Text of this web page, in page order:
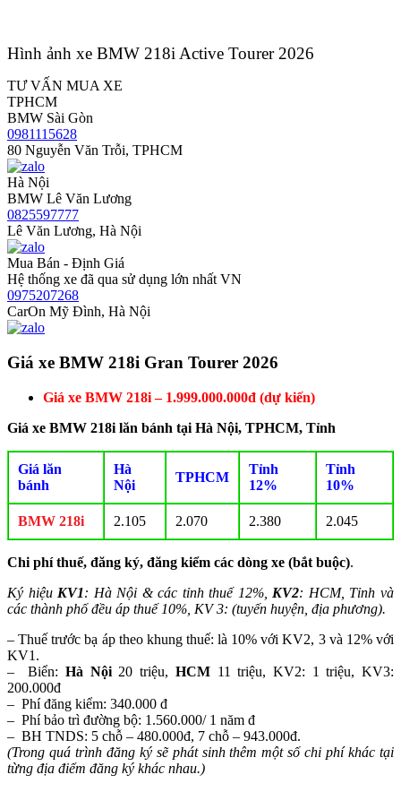
Hình ảnh xe BMW 218i Active Tourer 2026
TƯ VẤN MUA XE
TPHCM
BMW Sài Gòn
0981115628
80 Nguyễn Văn Trỗi, TPHCM
Hà Nội
BMW Lê Văn Lương
0825597777
Lê Văn Lương, Hà Nội
Mua Bán - Định Giá
Hệ thống xe đã qua sử dụng lớn nhất VN
0975207268
CarOn Mỹ Đình, Hà Nội
Giá xe BMW 218i Gran Tourer 2026
Giá xe BMW 218i – 1.999.000.000đ (dự kiến)
Giá xe BMW 218i lăn bánh tại Hà Nội, TPHCM, Tỉnh
Giá lăn
bánh
Hà
Nội
TPHCM
Tỉnh
12%
Tỉnh
10%
BMW 218i 2.105 2.070 2.380 2.045
Chi phí thuế, đăng ký, đăng kiểm các dòng xe (bắt buộc).
Ký hiệu KV1: Hà Nội & các tỉnh thuế 12%, KV2: HCM, Tỉnh và
các thành phố đều áp thuế 10%, KV 3: (tuyến huyện, địa phương).
– Thuế trước bạ áp theo khung thuế: là 10% với KV2, 3 và 12% với
KV1.
– Biển:Hà Nội20 triệu, HCM11 triệu, KV2: 1 triệu, KV3:
200.000đ
– Phí đăng kiểm: 340.000 đ
– Phí bảo trì đường bộ: 1.560.000/ 1 năm đ
– BH TNDS: 5 chỗ – 480.000đ, 7 chỗ – 943.000đ.
(Trong quá trình đăng ký sẽ phát sinh thêm một số chi phí khác tại
từng địa điểm đăng ký khác nhau.)